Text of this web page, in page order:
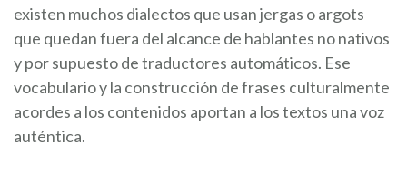
existen muchos dialectos que usan jergas o argots
que quedan fuera del alcance de hablantes no nativos
y por supuesto de traductores automáticos. Ese
vocabulario y la construcción de frases culturalmente
acordes a los contenidos aportan a los textos una voz
auténtica.